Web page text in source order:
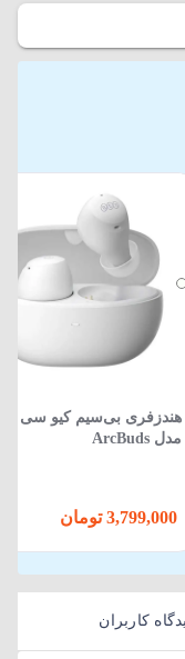
هندزفری بی‌سیم کیو سی
مدل ArcBuds
کاربران